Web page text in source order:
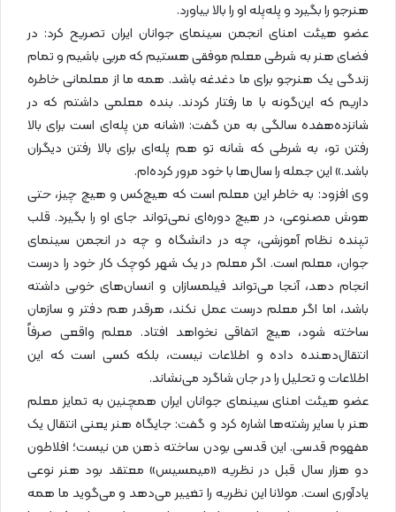
هنرجو را بگیرد و پله‌پله او را بالا بیاورد.
عضو هیئت امنای انجمن سینمای جوانان ایران تصریح کرد: در
فضای هنر به شرطی معلم موفقی هستیم که مربی باشیم و تمام
زندگی یک هنرجو برای ما دغدغه باشد. همه ما از معلمانی خاطره
داریم که این‌گونه با ما رفتار کردند. بنده معلمی داشتم که در
شانزده‌هفده سالگی به من گفت: «شانه من پله‌ای است برای بالا
رفتن تو، به شرطی که شانه تو هم پله‌ای برای بالا رفتن دیگران
باشد.» این جمله را سال‌ها با خود مرور کرده‌ام.
وی افزود: به خاطر این معلم است که هیچ‌کس و هیچ چیز، حتی
هوش مصنوعی، در هیچ دوره‌ای نمی‌تواند جای او را بگیرد. قلب
تپنده نظام آموزشی، چه در دانشگاه و چه در انجمن سینمای
جوان، معلم است. اگر معلم در یک شهر کوچک کار خود را درست
انجام دهد، آنجا می‌تواند فیلمسازان و انسان‌های خوبی داشته
باشد، اما اگر معلم درست عمل نکند، هرقدر هم دفتر و سازمان
ساخته شود، هیچ اتفاقی نخواهد افتاد. معلم واقعی صرفاً
انتقال‌دهنده داده و اطلاعات نیست، بلکه کسی است که این
اطلاعات و تحلیل را در جان شاگرد می‌نشاند.
عضو هیئت امنای سینمای جوانان ایران همچنین به تمایز معلم
هنر با سایر رشته‌ها اشاره کرد و گفت: جایگاه هنر یعنی انتقال یک
مفهوم قدسی. این قدسی بودن ساخته ذهن من نیست؛ افلاطون
دو هزار سال قبل در نظریه «میمسیس» معتقد بود هنر نوعی
یادآوری است. مولانا این نظریه را تغییر می‌دهد و می‌گوید ما همه